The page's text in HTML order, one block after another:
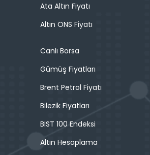
Ata Altın Fiyatı
Altın ONS Fiyatı
Canlı Borsa
Gümüş Fiyatları
Brent Petrol Fiyatı
Bilezik Fiyatları
BIST 100 Endeksi
Altın Hesaplama